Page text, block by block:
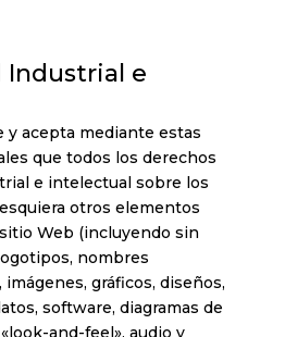
Industrial e
y acepta mediante estas
que todos los derechos
e intelectual sobre los
otros elementos
Web (incluyendo sin
nombres
gráficos, diseños,
software, diagramas de